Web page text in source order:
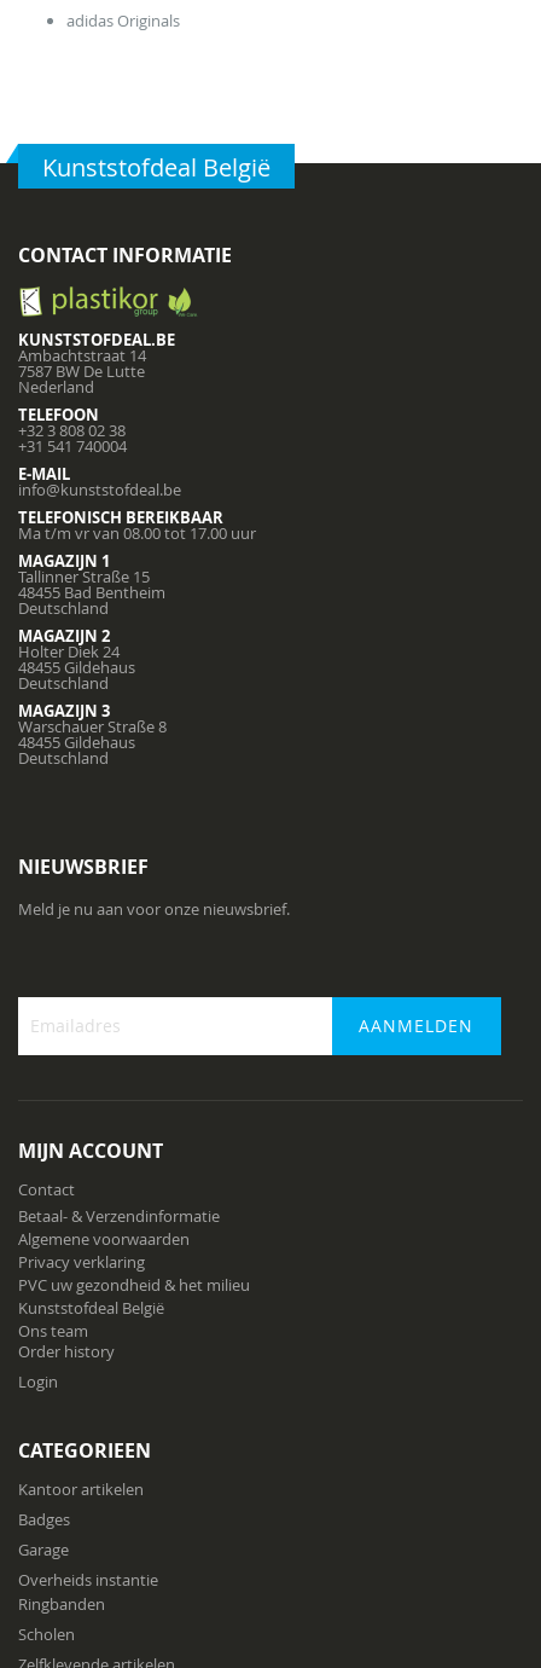
adidas Originals
Kunststofdeal België
CONTACT INFORMATIE
KUNSTSTOFDEAL.BE
Ambachtstraat 14
7587 BW De Lutte
Nederland
TELEFOON
+32 3 808 02 38
+31 541 740004
E-MAIL
info@kunststofdeal.be
TELEFONISCH BEREIKBAAR
Ma t/m vr van 08.00 tot 17.00 uur
MAGAZIJN 1
Tallinner Straße 15
48455 Bad Bentheim
Deutschland
MAGAZIJN 2
Holter Diek 24
48455 Gildehaus
Deutschland
MAGAZIJN 3
Warschauer Straße 8
48455 Gildehaus
Deutschland
NIEUWSBRIEF
Meld je nu aan voor onze nieuwsbrief.
nieuwsbrief
AANMELDEN
MIJN ACCOUNT
Contact
Betaal- & Verzendinformatie
Algemene voorwaarden
Privacy verklaring
PVC uw gezondheid & het milieu
Kunststofdeal België
Ons team
Order history
Login
CATEGORIEEN
Kantoor artikelen
Badges
Garage
Overheids instantie
Ringbanden
Scholen